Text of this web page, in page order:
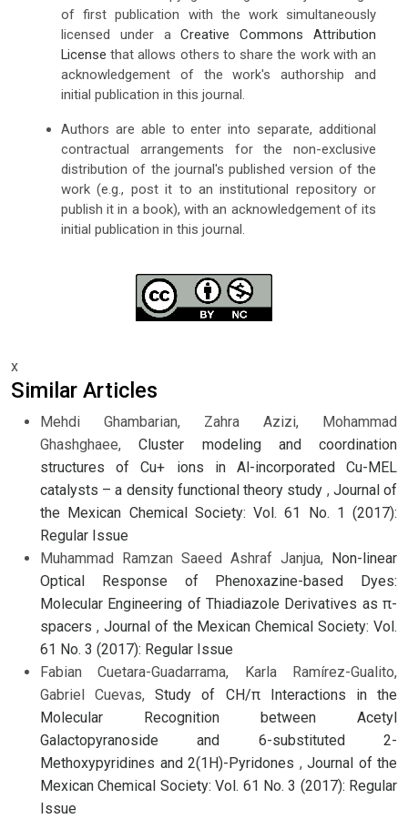
of first publication with the work simultaneously
licensed under aCreative Commons Attribution
License that allows others to share the work with an
acknowledgement of the work's authorship and
initial publication in this journal.
Authors are able to enter into separate, additional
contractual arrangements for the non-exclusive
distribution of the journal's published version of the
work (e.g., post it to an institutional repository or
publish it in a book), with an acknowledgement of its
initial publication in this journal.
x
Similar Articles
Mehdi Ghambarian, Zahra Azizi, Mohammad
Ghashghaee,Cluster modeling and coordination
structures of Cu+ ions in Al-incorporated Cu-MEL
catalysts – a density functional theory study , Journal of
the Mexican Chemical Society: Vol. 61 No. 1 (2017):
Regular Issue
Muhammad Ramzan Saeed Ashraf Janjua,
Non-linear
Optical Response of Phenoxazine-based Dyes:
Molecular Engineering of Thiadiazole Derivatives as π-
spacers , Journal of the Mexican Chemical Society: Vol.
61 No. 3 (2017): Regular Issue
Fabian Cuetara-Guadarrama, Karla Ramírez-Gualito,
Gabriel Cuevas,Study of CH/π Interactions in the
Molecular Recognition between Acetyl
Galactopyranoside and 6-substituted 2-
Methoxypyridines and 2(1H)-Pyridones , Journal of the
Mexican Chemical Society: Vol. 61 No. 3 (2017): Regular
Issue